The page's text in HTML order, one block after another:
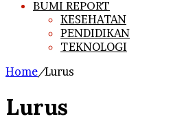
BUMI REPORT
KESEHATAN
PENDIDIKAN
TEKNOLOGI
Home/Lurus
Lurus